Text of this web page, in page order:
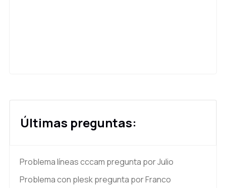
Últimas preguntas:
Problema líneas cccam pregunta por Julio
Problema con pleskpregunta por Franco